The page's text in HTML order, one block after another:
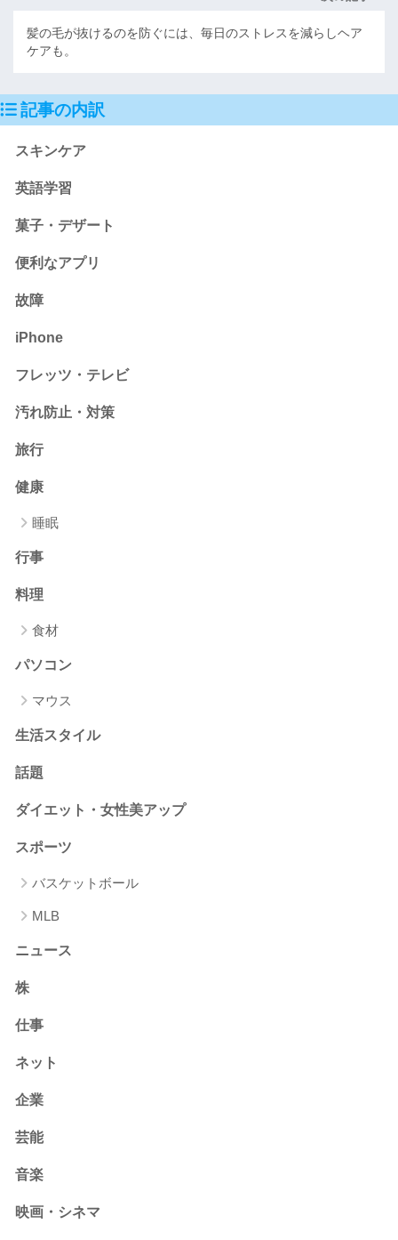
髪の毛が抜けるのを防ぐには、毎日のストレスを減らしヘア
ケアも。
記事の内訳
スキンケア
英語学習
菓子・デザート
便利なアプリ
故障
iPhone
フレッツ・テレビ
汚れ防止・対策
旅行
健康
睡眠
行事
料理
食材
パソコン
マウス
生活スタイル
話題
ダイエット・女性美アップ
スポーツ
バスケットボール
MLB
ニュース
株
仕事
ネット
企業
芸能
音楽
映画・シネマ